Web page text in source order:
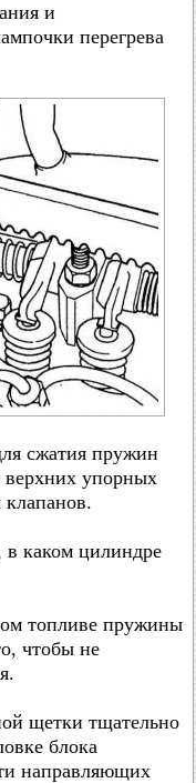
и
перегрева
сжатия пружин
верхних упорных
в каком цилиндре
топливе пружины
чтобы не
щетки тщательно
блока
направляющих